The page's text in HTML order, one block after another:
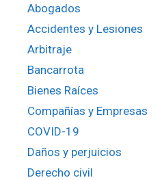
Abogados
Accidentes y Lesiones
Arbitraje
Bancarrota
Bienes Raíces
Compañías y Empresas
COVID-19
Daños y perjuicios
Derecho civil